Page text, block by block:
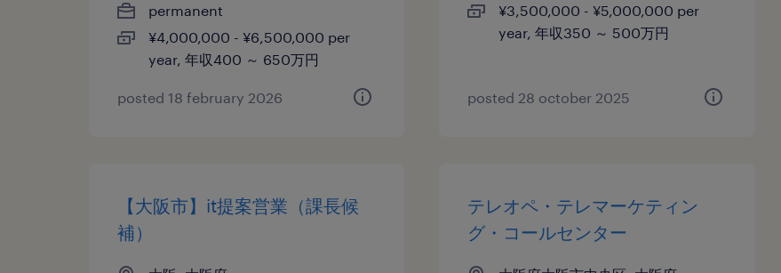
permanent
¥4,000,000 - ¥6,500,000 per
year, 年収400 ～ 650万円
posted 18 february 2026
¥3,500,000 - ¥5,000,000 per
year, 年収350 ～ 500万円
posted 28 october 2025
【大阪市】it提案営業（課長候
補）
テレオペ・テレマーケティン
グ・コールセンター